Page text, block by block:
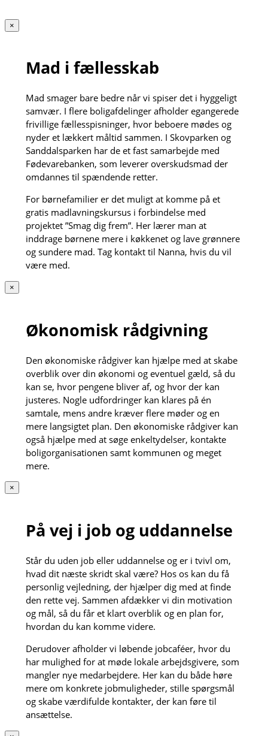
×
Mad i fællesskab
Mad smager bare bedre når vi spiser det i hyggeligt
samvær. I flere boligafdelinger afholder egangerede
frivillige fællesspisninger, hvor beboere mødes og
nyder et lækkert måltid sammen. I Skovparken og
Sanddalsparken har de et fast samarbejde med
Fødevarebanken, som leverer overskudsmad der
omdannes til spændende retter.
For børnefamilier er det muligt at komme på et
gratis madlavningskursus i forbindelse med
projektet ”Smag dig frem”. Her lærer man at
inddrage børnene mere i køkkenet og lave grønnere
og sundere mad. Tag kontakt til Nanna, hvis du vil
være med.
×
Økonomisk rådgivning
Den økonomiske rådgiver kan hjælpe med at skabe
overblik over din økonomi og eventuel gæld, så du
kan se, hvor pengene bliver af, og hvor der kan
justeres. Nogle udfordringer kan klares på én
samtale, mens andre kræver flere møder og en
mere langsigtet plan. Den økonomiske rådgiver kan
også hjælpe med at søge enkeltydelser, kontakte
boligorganisationen samt kommunen og meget
mere.
×
På vej i job og uddannelse
Står du uden job eller uddannelse og er i tvivl om,
hvad dit næste skridt skal være? Hos os kan du få
personlig vejledning, der hjælper dig med at finde
den rette vej. Sammen afdækker vi din motivation
og mål, så du får et klart overblik og en plan for,
hvordan du kan komme videre.
Derudover afholder vi løbende jobcaféer, hvor du
har mulighed for at møde lokale arbejdsgivere, som
mangler nye medarbejdere. Her kan du både høre
mere om konkrete jobmuligheder, stille spørgsmål
og skabe værdifulde kontakter, der kan føre til
ansættelse.